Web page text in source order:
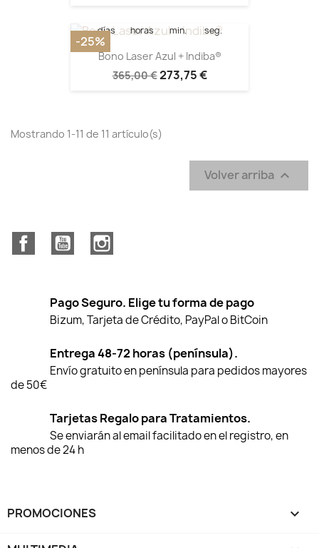
días horas min. seg.
Bono Laser Azul + Indiba®
365,00 €273,75 €
-25%
Mostrando 1-11 de 11 artículo(s)
Volver arriba 
FacebookYouTube
Pago Seguro. Elige tu forma de pago
Bizum, Tarjeta de Crédito, PayPal o BitCoin
Entrega 48-72 horas (península).
Envío gratuito en península para pedidos mayores
de 50€
Tarjetas Regalo para Tratamientos.
Se enviarán al email facilitado en el registro, en
menos de 24 h
PROMOCIONES 